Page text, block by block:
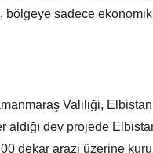
bölgeye sadece
Valiliği, Elbistan
dev projede
dekar arazi üzerine